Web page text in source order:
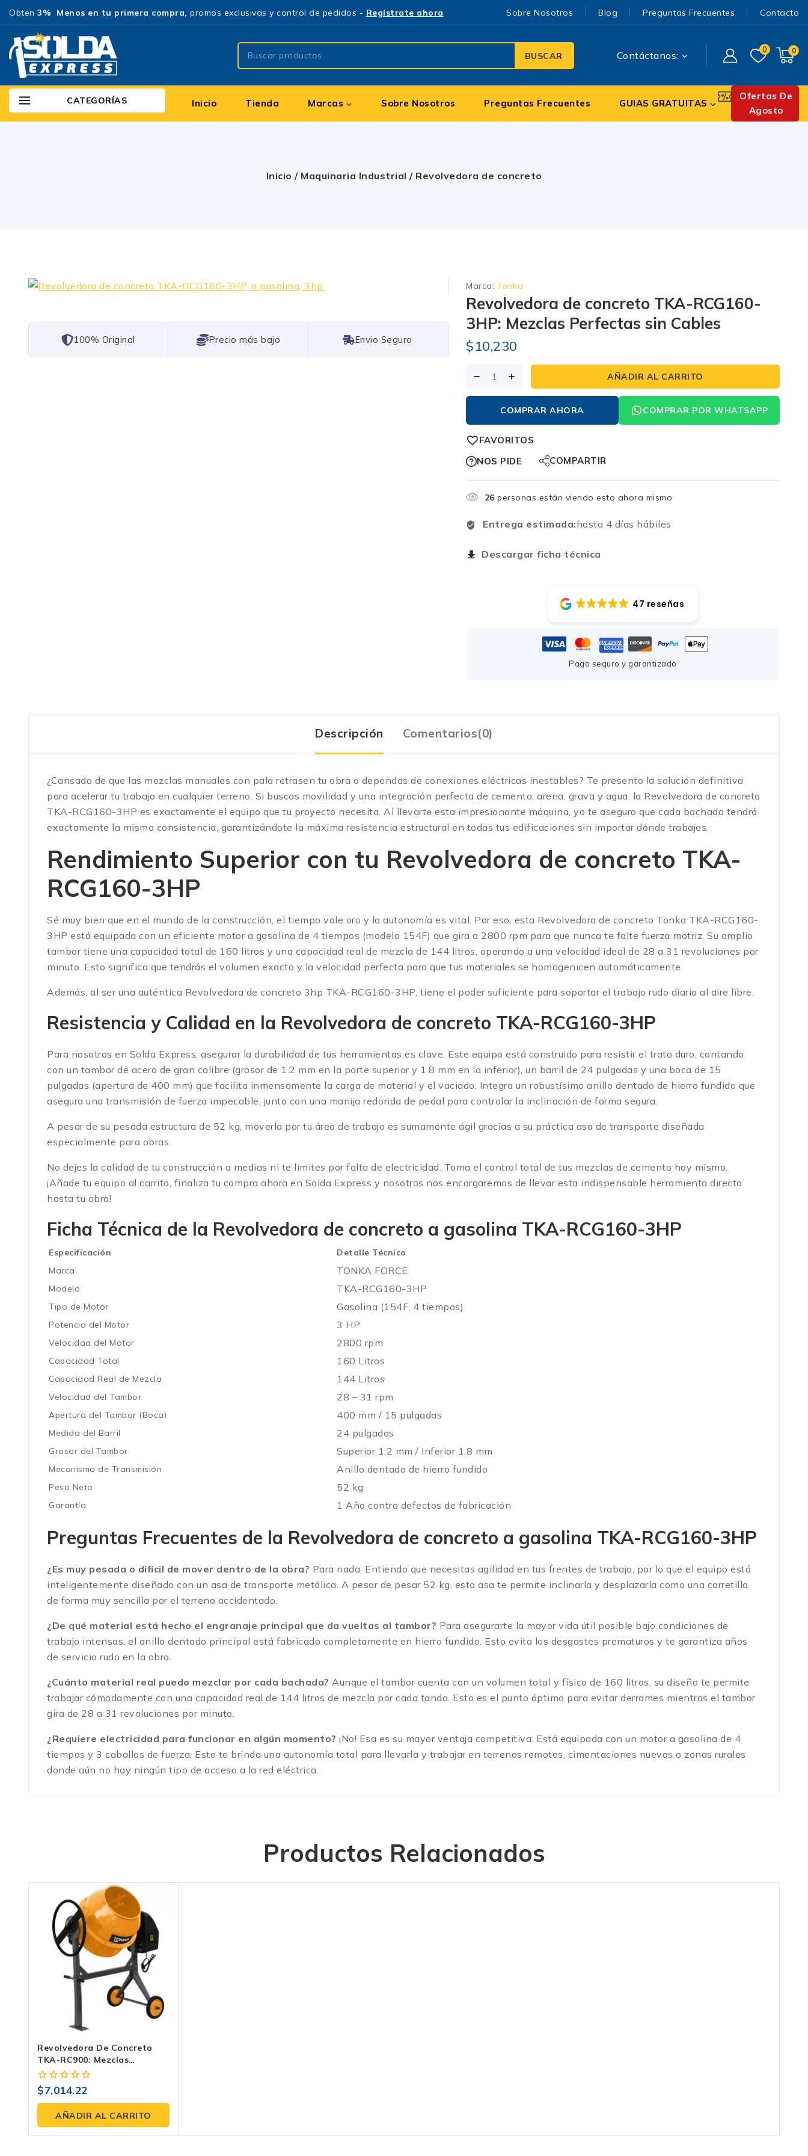
Obten 3% Menos en tu primera compra, promos exclusivas y control de pedidos - Regístrate ahora Sobre Nosotros Blog Preguntas Frecuentes Contacto
BUSCAR Contáctanos: 0 0
CATEGORÍAS Inicio Tienda Marcas Sobre Nosotros Preguntas Frecuentes GUIAS GRATUITAS
Ofertas De
Agosto
Inicio / Maquinaria Industrial / Revolvedora de concreto
101% Original Lowest Price Free Shipping
Marca: Tonka
Revolvedora de concreto TKA-RCG160-
3HP: Mezclas Perfectas sin Cables
$10,230
AÑADIR AL CARRITO
COMPRAR AHORA COMPRAR POR WHATSAPP
FAVORITOS
NOS PIDE
COMPARTIR
26 personas están viendo esto ahora mismo
Entrega estimada:hasta 4 días hábiles
Descargar ficha técnica
47 reseñas
Pago seguro y garantizado
Descripción Comentarios(0)
¿Cansado de que las mezclas manuales con pala retrasen tu obra o dependas de conexiones eléctricas inestables? Te presento la solución definitiva
para acelerar tu trabajo en cualquier terreno. Si buscas movilidad y una integración perfecta de cemento, arena, grava y agua, la Revolvedora de concreto
TKA-RCG160-3HP es exactamente el equipo que tu proyecto necesita. Al llevarte esta impresionante máquina, yo te aseguro que cada bachada tendrá
exactamente la misma consistencia, garantizándote la máxima resistencia estructural en todas tus edificaciones sin importar dónde trabajes.
Rendimiento Superior con tu Revolvedora de concreto TKA-
RCG160-3HP
Sé muy bien que en el mundo de la construcción, el tiempo vale oro y la autonomía es vital. Por eso, esta Revolvedora de concreto Tonka TKA-RCG160-
3HP está equipada con un eficiente motor a gasolina de 4 tiempos (modelo 154F) que gira a 2800 rpm para que nunca te falte fuerza motriz. Su amplio
tambor tiene una capacidad total de 160 litros y una capacidad real de mezcla de 144 litros, operando a una velocidad ideal de 28 a 31 revoluciones por
minuto. Esto significa que tendrás el volumen exacto y la velocidad perfecta para que tus materiales se homogenicen automáticamente.
Además, al ser una auténtica Revolvedora de concreto 3hp TKA-RCG160-3HP, tiene el poder suficiente para soportar el trabajo rudo diario al aire libre.
Resistencia y Calidad en la Revolvedora de concreto TKA-RCG160-3HP
Para nosotros en Solda Express, asegurar la durabilidad de tus herramientas es clave. Este equipo está construido para resistir el trato duro, contando
con un tambor de acero de gran calibre (grosor de 1.2 mm en la parte superior y 1.8 mm en la inferior), un barril de 24 pulgadas y una boca de 15
pulgadas (apertura de 400 mm) que facilita inmensamente la carga de material y el vaciado. Integra un robustísimo anillo dentado de hierro fundido que
asegura una transmisión de fuerza impecable, junto con una manija redonda de pedal para controlar la inclinación de forma segura.
A pesar de su pesada estructura de 52 kg, moverla por tu área de trabajo es sumamente ágil gracias a su práctica asa de transporte diseñada
especialmente para obras.
No dejes la calidad de tu construcción a medias ni te limites por falta de electricidad. Toma el control total de tus mezclas de cemento hoy mismo.
¡Añade tu equipo al carrito, finaliza tu compra ahora en Solda Express y nosotros nos encargaremos de llevar esta indispensable herramienta directo
hasta tu obra!
Ficha Técnica de la Revolvedora de concreto a gasolina TKA-RCG160-3HP
Especificación
Detalle Técnico
Marca
TONKA FORCE
Modelo TKA-RCG160-3HP
Tipo de Motor Gasolina (154F, 4 tiempos)
Potencia del Motor 3 HP
Velocidad del Motor 2800 rpm
Capacidad Total 160 Litros
Capacidad Real de Mezcla 144 Litros
Velocidad del Tambor 28 – 31 rpm
Apertura del Tambor (Boca) 400 mm / 15 pulgadas
Medida del Barril 24 pulgadas
Grosor del Tambor Superior 1.2 mm / Inferior 1.8 mm
Mecanismo de Transmisión Anillo dentado de hierro fundido
Peso Neto 52 kg
Garantía 1 Año contra defectos de fabricación
Preguntas Frecuentes de la Revolvedora de concreto a gasolina TKA-RCG160-3HP
¿Es muy pesada o difícil de mover dentro de la obra? Para nada. Entiendo que necesitas agilidad en tus frentes de trabajo, por lo que el equipo está
inteligentemente diseñado con un asa de transporte metálica. A pesar de pesar 52 kg, esta asa te permite inclinarla y desplazarla como una carretilla
de forma muy sencilla por el terreno accidentado.
¿De qué material está hecho el engranaje principal que da vueltas al tambor? Para asegurarte la mayor vida útil posible bajo condiciones de
trabajo intensas, el anillo dentado principal está fabricado completamente en hierro fundido. Esto evita los desgastes prematuros y te garantiza años
de servicio rudo en la obra.
¿Cuánto material real puedo mezclar por cada bachada? Aunque el tambor cuenta con un volumen total y físico de 160 litros, su diseño te permite
trabajar cómodamente con una capacidad real de 144 litros de mezcla por cada tanda. Esto es el punto óptimo para evitar derrames mientras el tambor
gira de 28 a 31 revoluciones por minuto.
¿Requiere electricidad para funcionar en algún momento? ¡No! Esa es su mayor ventaja competitiva. Está equipada con un motor a gasolina de 4
tiempos y 3 caballos de fuerza. Esto te brinda una autonomía total para llevarla y trabajar en terrenos remotos, cimentaciones nuevas o zonas rurales
donde aún no hay ningún tipo de acceso a la red eléctrica.
Productos Relacionados
Revolvedora De Concreto
TKA-RC900: Mezclas
Perfectas Y Uniformes |
Tonka
0
fuera
5
$7,014.22
AÑADIR AL CARRITO